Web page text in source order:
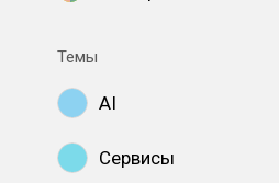
Темы
AI
Сервисы